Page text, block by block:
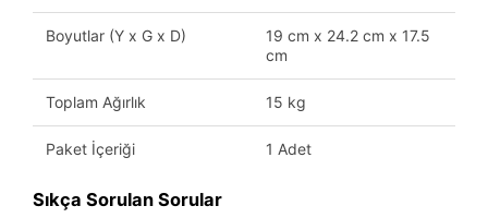
Boyutlar (Y x G x D)
19 cm x 24.2 cm x 17.5
cm
Toplam Ağırlık 15 kg
Paket İçeriği 1 Adet
Sıkça Sorulan Sorular